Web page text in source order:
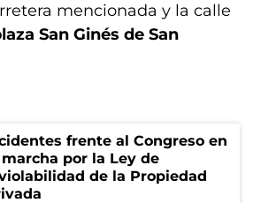
mencionada y la calle
San Ginés de San
frente al Congreso en
por la Ley de
de la Propiedad